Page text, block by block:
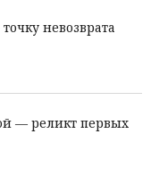
невозврата
— реликт первых